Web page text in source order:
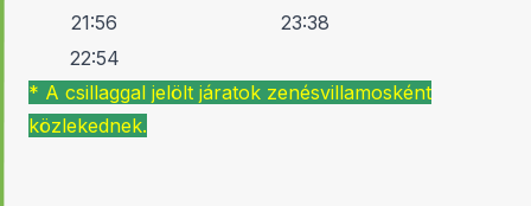
21:56
23:38
22:54
* A csillaggal jelölt járatok zenésvillamosként
közlekednek.